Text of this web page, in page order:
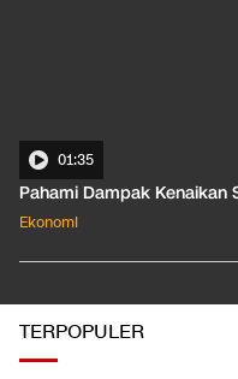
01:35
Pahami Dampak Kenaikan
Ekonomi
TERPOPULER